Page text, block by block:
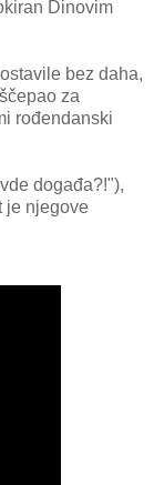
Dinovim
bez daha,
za
rođendanski
događa?!"),
je njegove